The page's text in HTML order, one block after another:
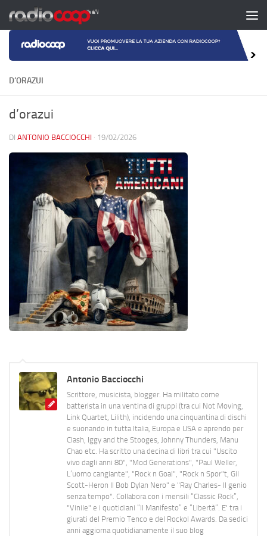
Salta al contenuto
D’ORAZUI
d’orazui
DI ANTONIO BACCIOCCHI · 19/02/2026
Antonio Bacciocchi
Scrittore, musicista, blogger. Ha militato come
batterista in una ventina di gruppi (tra cui Not Moving,
Link Quartet, Lilith), incidendo una cinquantina di dischi
e suonando in tutta Italia, Europa e USA e aprendo per
Clash, Iggy and the Stooges, Johnny Thunders, Manu
Chao etc. Ha scritto una decina di libri tra cui "Uscito
vivo dagli anni 80", "Mod Generations", "Paul Weller,
L’uomo cangiante", "Rock n Goal", "Rock n Spor"t, Gil
Scott-Heron Il Bob Dylan Nero" e "Ray Charles- Il genio
senza tempo". Collabora con i mensili “Classic Rock”,
"Vinile" e i quotidiani “Il Manifesto” e “Libertà”. E' tra i
giurati del Premio Tenco e del Rockol Awards. Da sedici
anni aggiorna quotidianamente il suo blog